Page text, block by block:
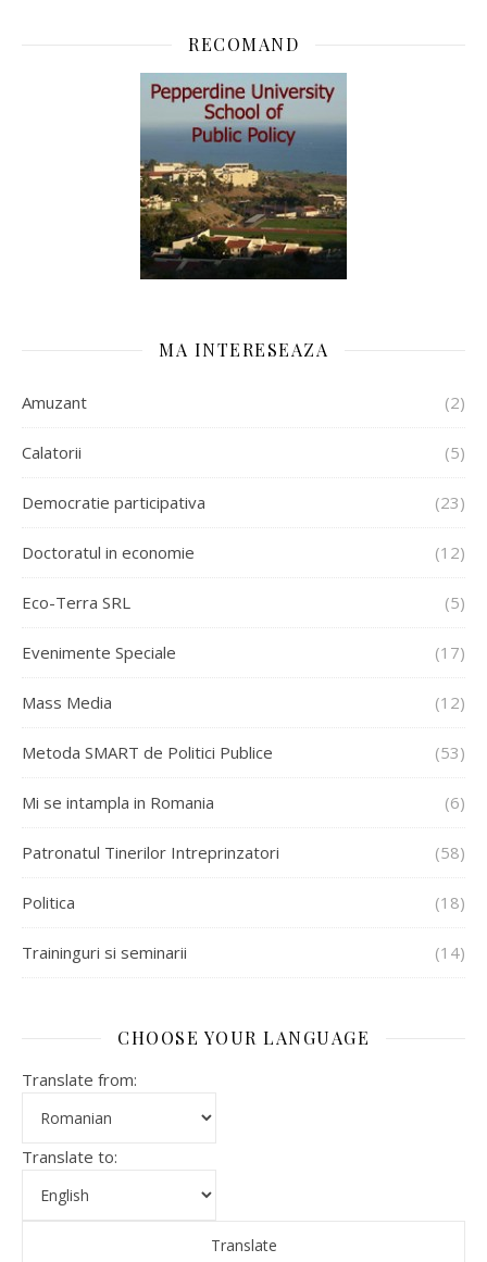
RECOMAND
MA INTERESEAZA
Amuzant (2)
Calatorii (5)
Democratie participativa (23)
Doctoratul in economie (12)
Eco-Terra SRL (5)
Evenimente Speciale (17)
Mass Media (12)
Metoda SMART de Politici Publice (53)
Mi se intampla in Romania (6)
Patronatul Tinerilor Intreprinzatori (58)
Politica (18)
Traininguri si seminarii (14)
CHOOSE YOUR LANGUAGE
Translate from:
Translate to: